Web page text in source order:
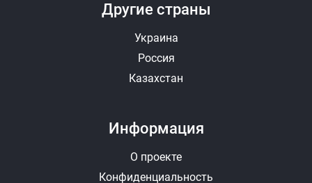
Другие страны
Украина
Россия
Казахстан
Информация
О проекте
Конфиденциальность